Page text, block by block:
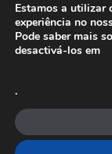
Estamos a utilizar
experiência no
Pode saber mais
desactivá-los em
.